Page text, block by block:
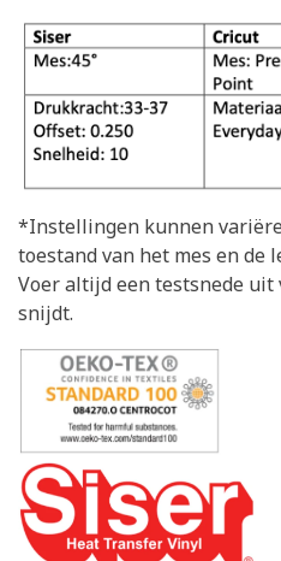
*Instellingen kunnen
toestand van het mes en de
Voer altijd een testsnede
snijdt.